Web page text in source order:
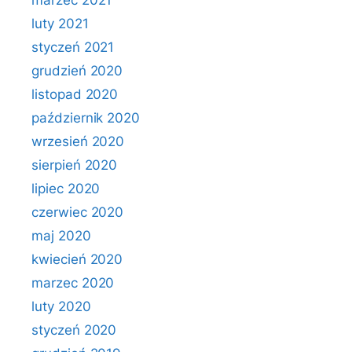
luty 2021
styczeń 2021
grudzień 2020
listopad 2020
październik 2020
wrzesień 2020
sierpień 2020
lipiec 2020
czerwiec 2020
maj 2020
kwiecień 2020
marzec 2020
luty 2020
styczeń 2020